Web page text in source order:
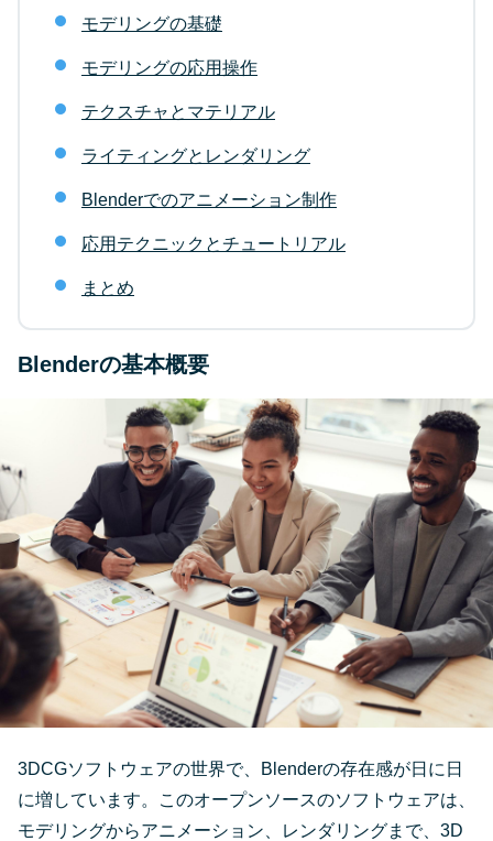
モデリングの基礎
モデリングの応用操作
テクスチャとマテリアル
ライティングとレンダリング
Blenderでのアニメーション制作
応用テクニックとチュートリアル
まとめ
Blenderの基本概要
3DCGソフトウェアの世界で、Blenderの存在感が日に日
に増しています。このオープンソースのソフトウェアは、
モデリングからアニメーション、レンダリングまで、3D